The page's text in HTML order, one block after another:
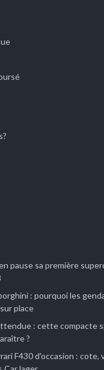
pause sa première
: pourquoi les
place
: cette compacte
?
F430 d'occasion : cote,